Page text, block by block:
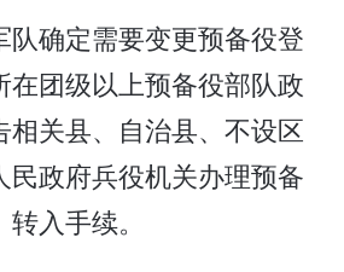
队确定需要变更预备役登
在团级以上预备役部队政
相关县、自治县、不设区
民政府兵役机关办理预备
入手续。